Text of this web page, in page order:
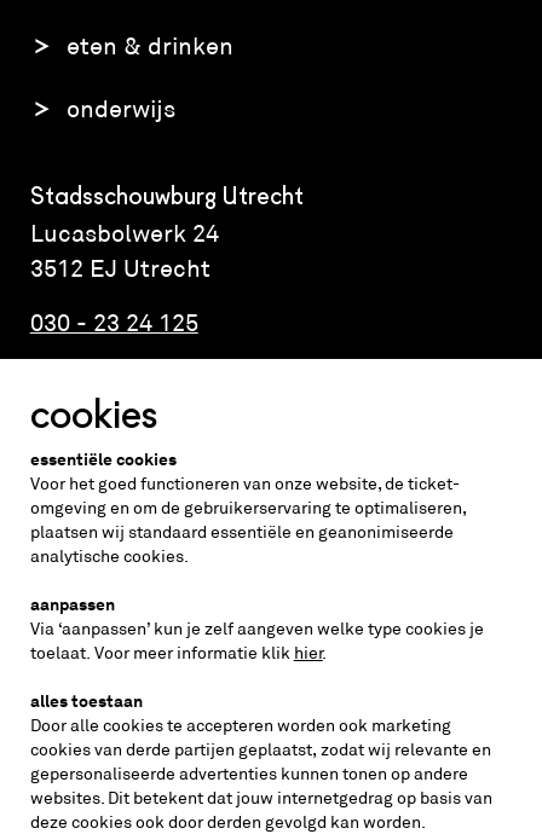
eten & drinken
onderwijs
Stadsschouwburg Utrecht
Lucasbolwerk 24
3512 EJ Utrecht
030 - 23 24 125
Altijd weten wat er speelt?
vraag de nieuwsbrief aan
inschrijven
volg ons op
cookies
essentiële cookies
Voor het goed functioneren van onze website, de ticket-
omgeving en om de gebruikerservaring te optimaliseren,
plaatsen wij standaard essentiële en geanonimiseerde
analytische cookies.
aanpassen
Via ‘aanpassen’ kun je zelf aangeven welke type cookies je
toelaat. Voor meer informatie klik hier.
alles toestaan
Door alle cookies te accepteren worden ook marketing
cookies van derde partijen geplaatst, zodat wij relevante en
gepersonaliseerde advertenties kunnen tonen op andere
websites. Dit betekent dat jouw internetgedrag op basis van
deze cookies ook door derden gevolgd kan worden.